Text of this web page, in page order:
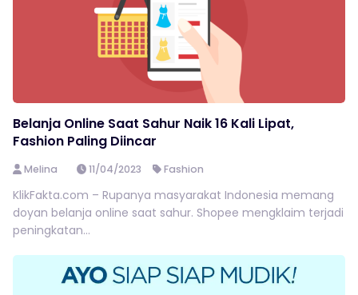
Belanja Online Saat Sahur Naik 16 Kali Lipat,
Fashion Paling Diincar
Melina 11/04/2023 Fashion
KlikFakta.com – Rupanya masyarakat Indonesia memang
doyan belanja online saat sahur. Shopee mengklaim terjadi
peningkatan...